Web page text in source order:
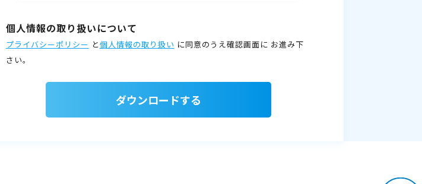
個人情報の取り扱いについて
プライバシーポリシー と個人情報の取り扱い に同意のうえ確認画面に お進み下
さい。
ダウンロードする